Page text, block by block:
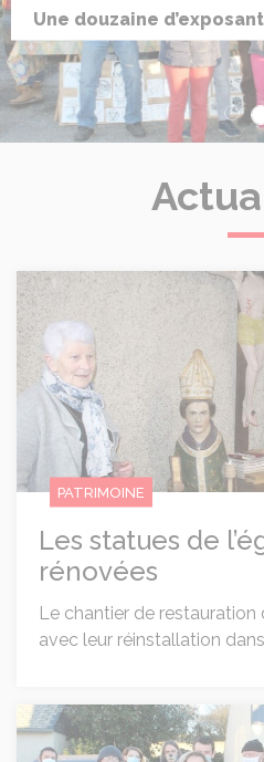
Une douzaine
Les statues de l’église ont
PATRIMOINE
Les statues de
rénovées
Le chantier de
avec leur réinstallation dans
Une douzaine d’exposants au